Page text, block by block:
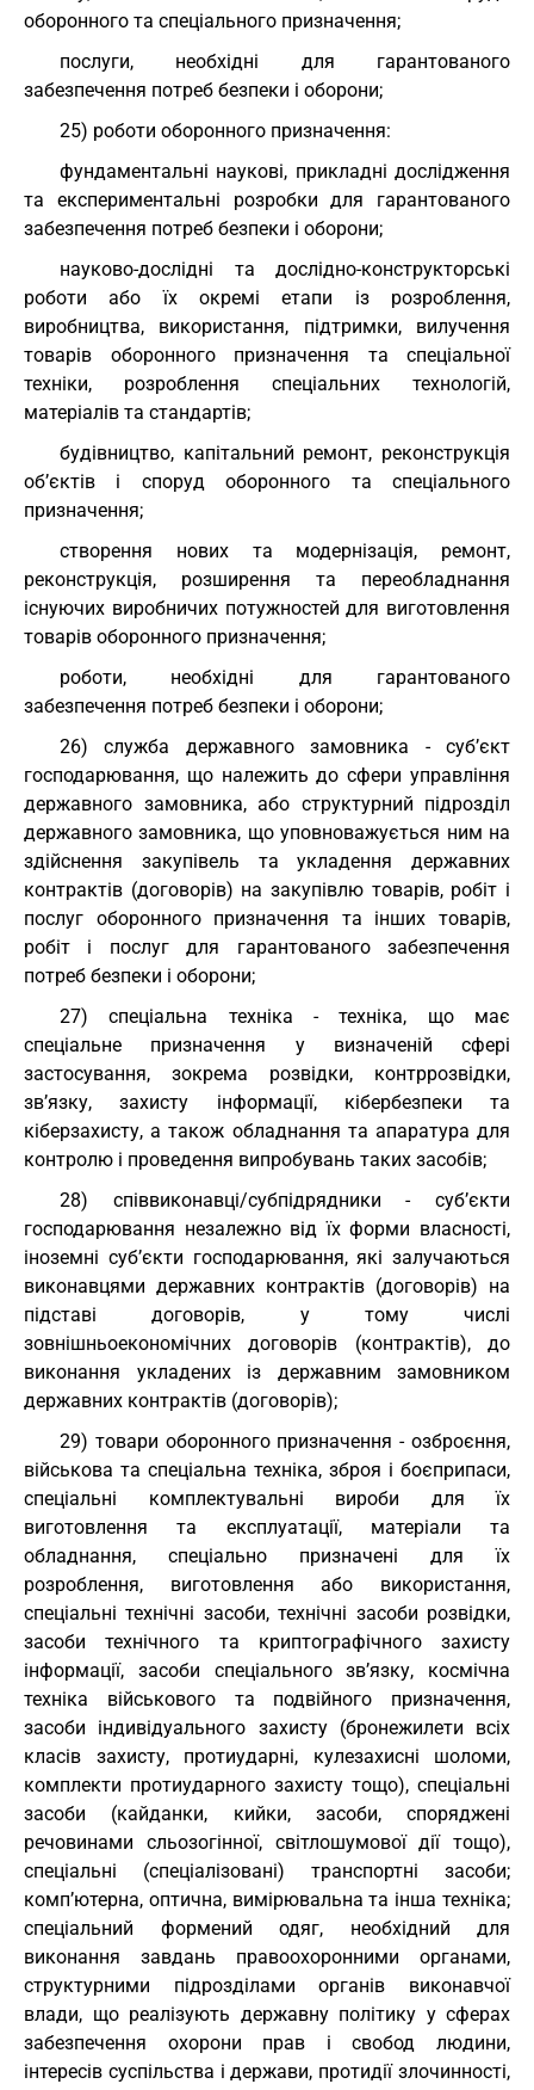
оборонного та спеціального призначення;
послуги, необхідні для гарантованого
забезпечення потреб безпеки і оборони;
25) роботи оборонного призначення:
фундаментальні наукові, прикладні дослідження
та експериментальні розробки для гарантованого
забезпечення потреб безпеки і оборони;
науково-дослідні та дослідно-конструкторські
роботи або їх окремі етапи із розроблення,
виробництва, використання, підтримки, вилучення
товарів оборонного призначення та спеціальної
техніки, розроблення спеціальних технологій,
матеріалів та стандартів;
будівництво, капітальний ремонт, реконструкція
об’єктів і споруд оборонного та спеціального
призначення;
створення нових та модернізація, ремонт,
реконструкція, розширення та переобладнання
існуючих виробничих потужностей для виготовлення
товарів оборонного призначення;
роботи, необхідні для гарантованого
забезпечення потреб безпеки і оборони;
26) служба державного замовника - суб’єкт
господарювання, що належить до сфери управління
державного замовника, або структурний підрозділ
державного замовника, що уповноважується ним на
здійснення закупівель та укладення державних
контрактів (договорів) на закупівлю товарів, робіт і
послуг оборонного призначення та інших товарів,
робіт і послуг для гарантованого забезпечення
потреб безпеки і оборони;
27) спеціальна техніка - техніка, що має
спеціальне призначення у визначеній сфері
застосування, зокрема розвідки, контррозвідки,
зв’язку, захисту інформації, кібербезпеки та
кіберзахисту, а також обладнання та апаратура для
контролю і проведення випробувань таких засобів;
28) співвиконавці/субпідрядники - суб’єкти
господарювання незалежно від їх форми власності,
іноземні суб’єкти господарювання, які залучаються
виконавцями державних контрактів (договорів) на
підставі договорів, у тому числі
зовнішньоекономічних договорів (контрактів), до
виконання укладених із державним замовником
державних контрактів (договорів);
29) товари оборонного призначення - озброєння,
військова та спеціальна техніка, зброя і боєприпаси,
спеціальні комплектувальні вироби для їх
виготовлення та експлуатації, матеріали та
обладнання, спеціально призначені для їх
розроблення, виготовлення або використання,
спеціальні технічні засоби, технічні засоби розвідки,
засоби технічного та криптографічного захисту
інформації, засоби спеціального зв’язку, космічна
техніка військового та подвійного призначення,
засоби індивідуального захисту (бронежилети всіх
класів захисту, протиударні, кулезахисні шоломи,
комплекти протиударного захисту тощо), спеціальні
засоби (кайданки, кийки, засоби, споряджені
речовинами сльозогінної, світлошумової дії тощо),
спеціальні (спеціалізовані) транспортні засоби;
комп’ютерна, оптична, вимірювальна та інша техніка;
спеціальний формений одяг, необхідний для
виконання завдань правоохоронними органами,
структурними підрозділами органів виконавчої
влади, що реалізують державну політику у сферах
забезпечення охорони прав і свобод людини,
інтересів суспільства і держави, протидії злочинності,